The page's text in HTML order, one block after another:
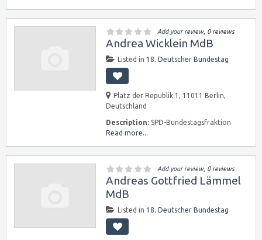
Add your review, 0 reviews
Andrea Wicklein MdB
Listed in 18. Deutscher Bundestag
Platz der Republik 1, 11011 Berlin,
Deutschland
Description: SPD-Bundestagsfraktion
Read more...
Add your review, 0 reviews
Andreas Gottfried Lämmel
MdB
Listed in 18. Deutscher Bundestag